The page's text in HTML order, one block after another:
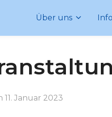
Über uns
Veröffentlicht
11. Januar 2023